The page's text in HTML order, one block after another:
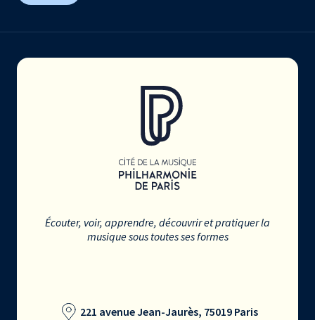
Écouter, voir, apprendre, découvrir et pratiquer la
musique sous toutes ses formes
221 avenue Jean-Jaurès, 75019 Paris